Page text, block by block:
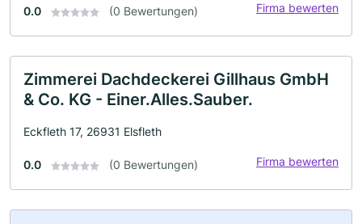
0.0 (0 Bewertungen) Firma bewerten
Zimmerei Dachdeckerei Gillhaus GmbH
& Co. KG - Einer.Alles.Sauber.
Eckfleth 17, 26931 Elsfleth
0.0 (0 Bewertungen) Firma bewerten